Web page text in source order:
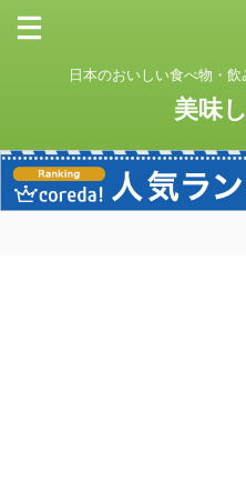
日本のおいしい食べ物・
美味